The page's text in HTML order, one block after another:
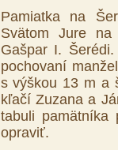
Pamiatka na
Svätom Jure
Gašpar I.
pochovaní
s výškou 13 m a
kľačí Zuzana a
tabuli
opraviť.